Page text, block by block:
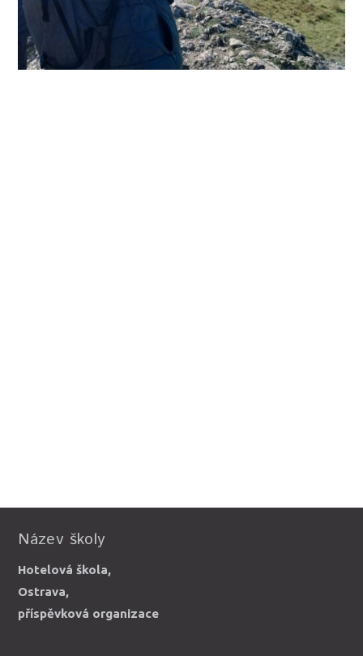
Název školy
Hotelová škola,
Ostrava,
příspěvková organizace